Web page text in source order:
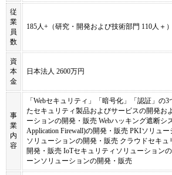
従
業
員
数
185人+（研究・開発および技術部門 110人＋）
資
本
金
日本法人 2600万円
事
業
内
容
「Webセキュリティ」「暗号化」「認証」の
たセキュリティ製品およびサービスの開発お
ーションの開発・販売 Webハッキング遮断シ
Application Firewall)の開発・販売 PKIソリュ
ソリューションの開発・販売 クラウドセキ
開発・販売 IoTセキュリティソリューション
ーンソリューションの開発・販売